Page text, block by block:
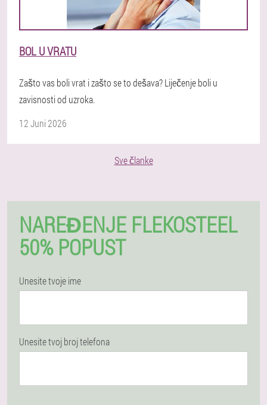
BOL U VRATU
Zašto vas boli vrat i zašto se to dešava? Liječenje boli u
zavisnosti od uzroka.
12 Juni 2026
Sve članke
NAREĐENJE FLEKOSTEEL
50% POPUST
Unesite tvoje ime
Unesite tvoj broj telefona